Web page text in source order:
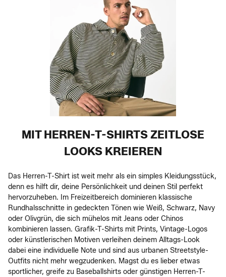
MIT HERREN-T-SHIRTS ZEITLOSE
LOOKS KREIEREN
Das Herren-T-Shirt ist weit mehr als ein simples Kleidungsstück,
denn es hilft dir, deine Persönlichkeit und deinen Stil perfekt
hervorzuheben. Im Freizeitbereich dominieren klassische
Rundhalsschnitte in gedeckten Tönen wie Weiß, Schwarz, Navy
oder Olivgrün, die sich mühelos mit Jeans oder Chinos
kombinieren lassen. Grafik-T-Shirts mit Prints, Vintage-Logos
oder künstlerischen Motiven verleihen deinem Alltags-Look
dabei eine individuelle Note und sind aus urbanen Streetstyle-
Outfits nicht mehr wegzudenken. Magst du es lieber etwas
sportlicher, greife zu Baseballshirts oder günstigen Herren-T-